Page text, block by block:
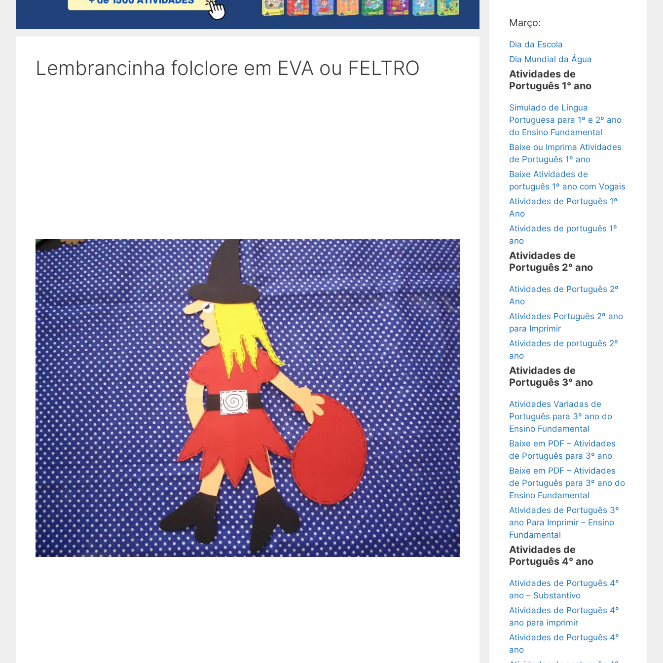
Lembrancinha folclore em EVA ou FELTRO
Março:
Dia da Escola
Dia Mundial da Água
Atividades de
Português 1° ano
Simulado de Língua
Portuguesa para 1º e 2º ano
do Ensino Fundamental
Baixe ou Imprima Atividades
de Português 1º ano
Baixe Atividades de
português 1º ano com Vogais
Atividades de Português 1º
Ano
Atividades de português 1º
ano
Atividades de
Português 2° ano
Atividades de Português 2º
Ano
Atividades Português 2º ano
para Imprimir
Atividades de português 2º
ano
Atividades de
Português 3° ano
Atividades Variadas de
Português para 3º ano do
Ensino Fundamental
Baixe em PDF – Atividades
de Português para 3º ano
Baixe em PDF – Atividades
de Português para 3º ano do
Ensino Fundamental
Atividades de Português 3º
ano Para Imprimir – Ensino
Fundamental
Atividades de
Português 4° ano
Atividades de Português 4°
ano – Substantivo
Atividades de Português 4°
ano para imprimir
Atividades de Português 4°
ano